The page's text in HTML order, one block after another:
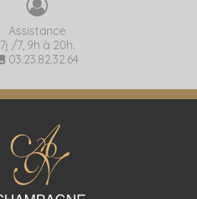
Assistance
7j /7, 9h à 20h.
03.23.82.32.64